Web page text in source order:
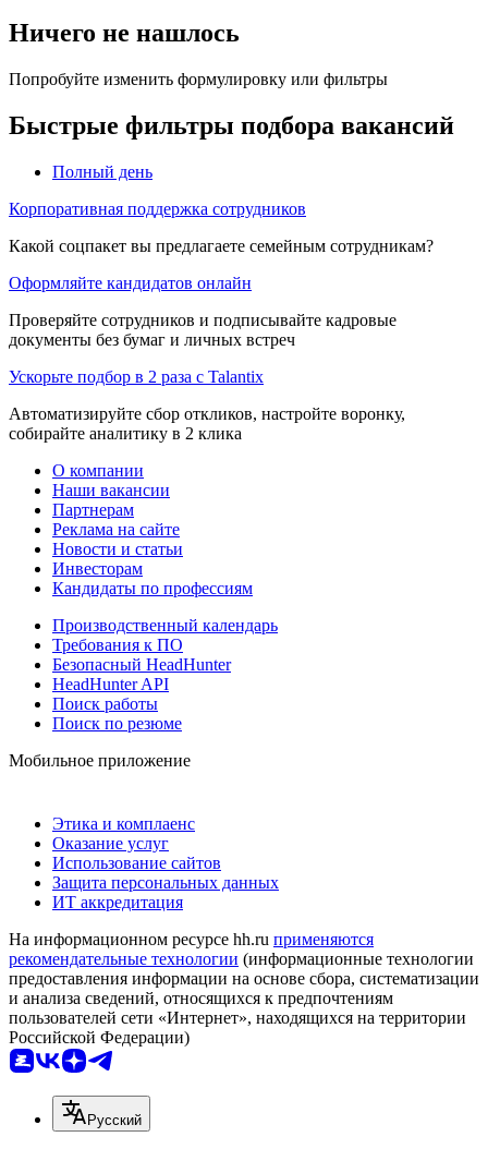
Ничего не нашлось
Попробуйте изменить формулировку или фильтры
Быстрые фильтры подбора вакансий
Полный день
Корпоративная поддержка сотрудников
Какой соцпакет вы предлагаете семейным сотрудникам?
Оформляйте кандидатов онлайн
Проверяйте сотрудников и подписывайте кадровые
документы без бумаг и личных встреч
Ускорьте подбор в 2 раза с Talantix
Автоматизируйте сбор откликов, настройте воронку,
собирайте аналитику в 2 клика
О компании
Наши вакансии
Партнерам
Реклама на сайте
Новости и статьи
Инвесторам
Кандидаты по профессиям
Производственный календарь
Требования к ПО
Безопасный HeadHunter
HeadHunter API
Поиск работы
Поиск по резюме
Мобильное приложение
Этика и комплаенс
Оказание услуг
Использование сайтов
Защита персональных данных
ИТ аккредитация
На информационном ресурсе hh.ru применяются
рекомендательные технологии (информационные технологии
предоставления информации на основе сбора, систематизации
и анализа сведений, относящихся к предпочтениям
пользователей сети «Интернет», находящихся на территории
Российской Федерации)
Русский